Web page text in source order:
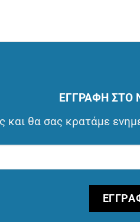
ΕΓΓΡΑΦΗ ΣΤΟ
θα σας κρατάμε